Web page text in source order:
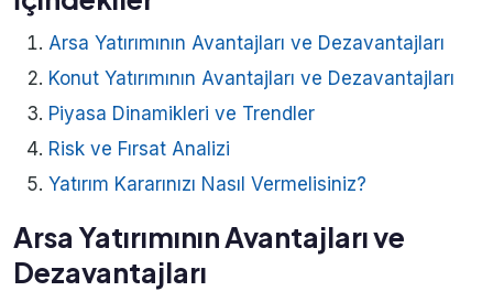
Arsa Yatırımının Avantajları ve Dezavantajları
Konut Yatırımının Avantajları ve Dezavantajları
Piyasa Dinamikleri ve Trendler
Risk ve Fırsat Analizi
Yatırım Kararınızı Nasıl Vermelisiniz?
Arsa Yatırımının Avantajları ve
Dezavantajları